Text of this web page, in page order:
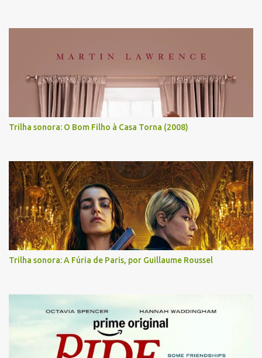
Trilha sonora: O Bom Filho à Casa Torna (2008)
Trilha sonora: A Fúria de Paris, por Guillaume Roussel